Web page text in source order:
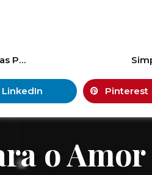
O Baralho Cigano Responde o Tarot Revela as Previsões de junho! #tarot #tarotonline #tarotdehoje 108
LinkedIn Pinterest
o Amor